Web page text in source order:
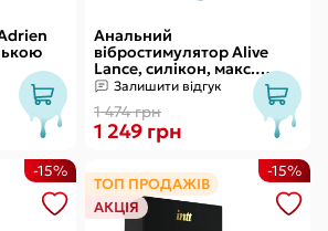
Анальний
вібростимулятор Alive
Lance, силікон, макс.
діаметр 2,9 см
(передостання кулька)
Залишити відгук
1 474 грн
1 249 грн
-15%
ТОП ПРОДАЖІВ
АКЦІЯ
-15%